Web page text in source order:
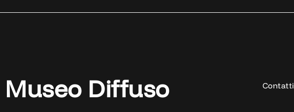
Museo Diffuso Contatti